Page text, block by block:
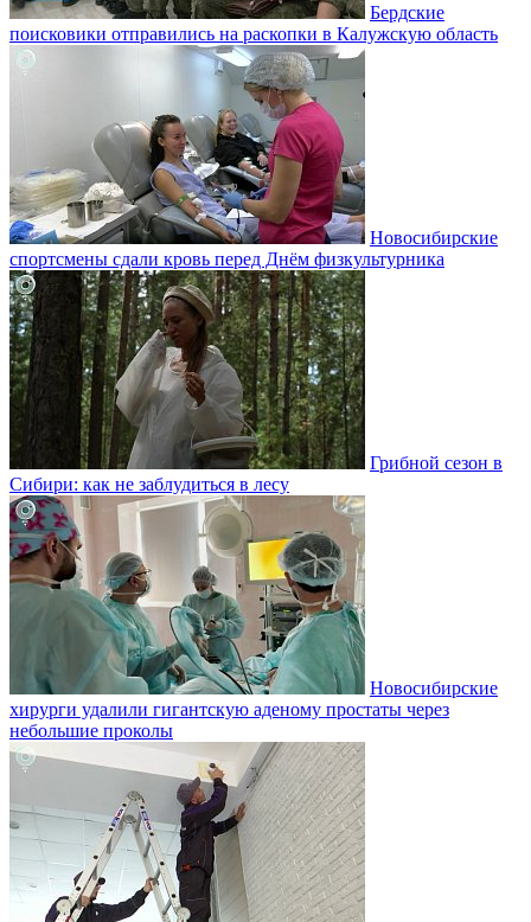
Бердские
поисковики отправились на раскопки в Калужскую область
Новосибирские
спортсмены сдали кровь перед Днём физкультурника
Грибной сезон в
Сибири: как не заблудиться в лесу
Новосибирские
хирурги удалили гигантскую аденому простаты через
небольшие проколы